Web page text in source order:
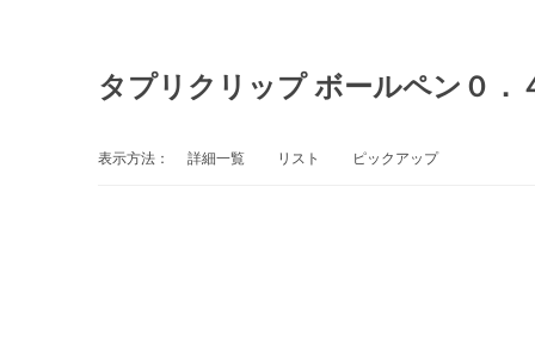
タプリクリップ ボールペン０．
表示方法： 詳細一覧 リスト ピックアップ